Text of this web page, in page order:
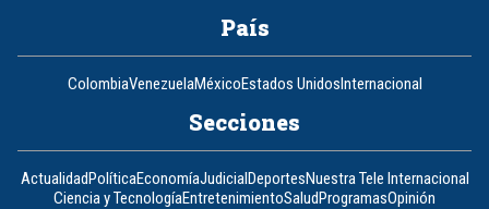
País
ColombiaVenezuelaMéxicoEstados UnidosInternacional
Secciones
ActualidadPolíticaEconomíaJudicialDeportesNuestra Tele Internacional
Ciencia y TecnologíaEntretenimientoSaludProgramasOpinión